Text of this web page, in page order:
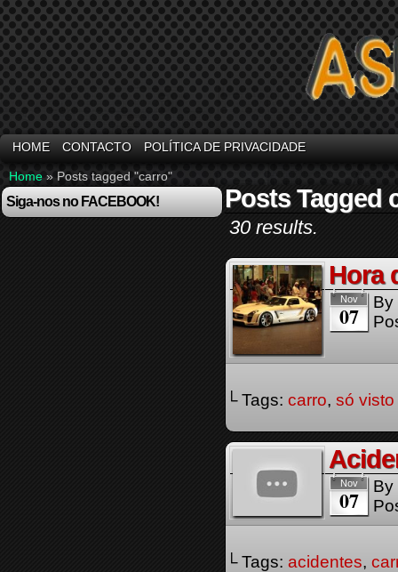
HOME CONTACTO POLÍTICA DE PRIVACIDADE
Home » Posts tagged "carro"
Siga-nos no FACEBOOK! Posts Tagged
30 results.
Hora
Nov
07
By
└ Tags: carro, só visto
Nov
07
By
└ Tags: acidentes,